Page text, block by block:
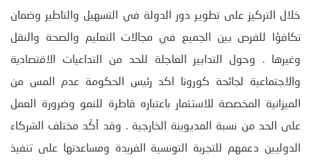
خلال التركيز على تطوير دور الدولة في التسهيل والتاطير وضمان
تكافؤا للفرص بين الجميع في مجالات التعليم والصحة والنقل
وغيرها . وحول التدابير العاجلة للحد من التداعيات الاقتصادية
والاجتماعية لجائحة كورونا اكد رئيس الحكومة عدم المس من
الميزانية المخصصة للاستثمار باعتباره قاطرة للنمو وضرورة العمل
على الحد من نسبة المديوينة الخارجية . وقد أكّد مختلف الشركاء
الدوليين دعمهم للتجربة التونسية الفريدة ومساعدتها على تنفيذ